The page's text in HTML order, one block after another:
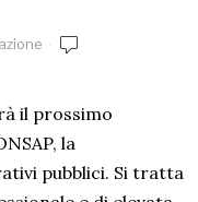
il prossimo
la
pubblici. Si tratta